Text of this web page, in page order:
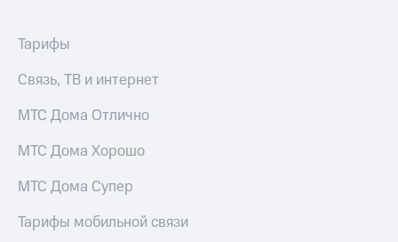
Тарифы
Связь, ТВ и интернет
МТС Дома Отлично
МТС Дома Хорошо
МТС Дома Супер
Тарифы мобильной связи